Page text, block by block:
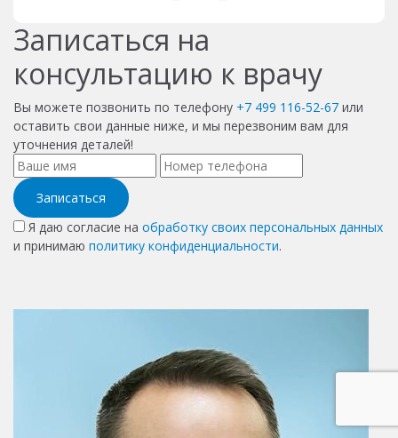
Записаться на
консультацию к врачу
Вы можете позвонить по телефону +7 499 116-52-67 или
оставить свои данные ниже, и мы перезвоним вам для
уточнения деталей!
Записаться
Я даю согласие на обработку своих персональных данных
и принимаю политику конфиденциальности.